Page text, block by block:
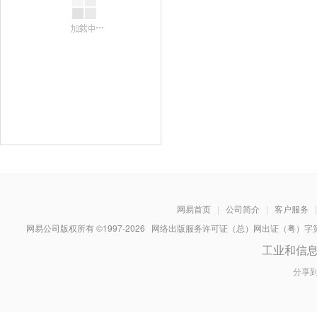
网易首页 | 公司简介 | 客户服务
|
网易公司版权所有 ©1997-2026 网络出版服务许可证（总）网出证（粤）
工业和信
分享